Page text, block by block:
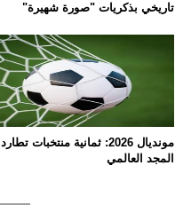
تاريخي بذكريات "صورة شهيرة"
مونديال 2026: ثمانية منتخبات تطارد
المجد العالمي